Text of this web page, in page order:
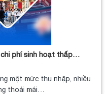
phí sinh hoạt thấp…
một mức thu nhập, nhiều
thoải mái…